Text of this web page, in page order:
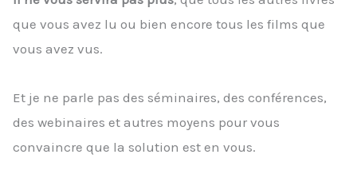
que vous avez lu ou bien encore tous les films que
vous avez vus.
Et je ne parle pas des séminaires, des conférences,
des webinaires et autres moyens pour vous
convaincre que la solution est en vous.